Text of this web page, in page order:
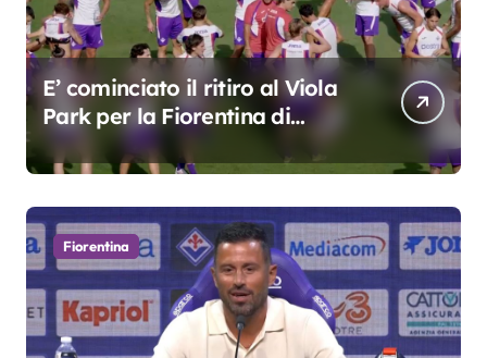
E’ cominciato il ritiro al Viola
Park per la Fiorentina di
Grosso
Fiorentina